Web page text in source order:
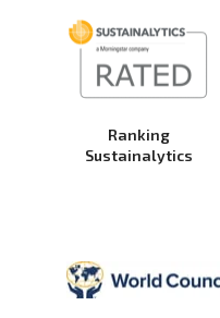
Ranking
Sustainalytics